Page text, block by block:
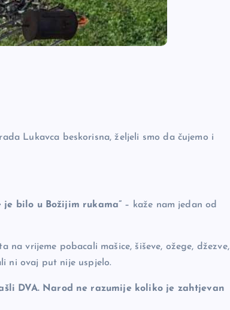
Lukavca beskorisna, željeli smo da čujemo i
bilo u Božijim rukama” – kaže nam jedan od
vrijeme pobacali mašice, šiševe, ožege, džezve,
ni ovaj put nije uspjelo.
DVA. Narod ne razumije koliko je zahtjevan